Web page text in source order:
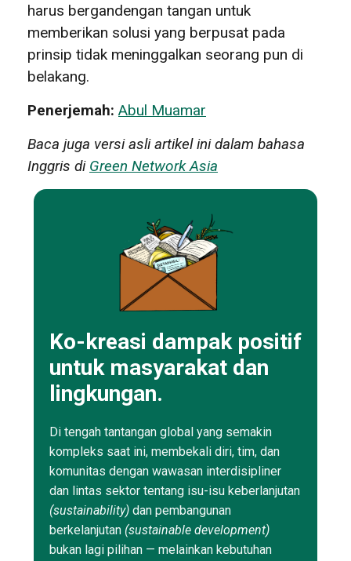
harus bergandengan tangan untuk
memberikan solusi yang berpusat pada
prinsip tidak meninggalkan seorang pun di
belakang.
Penerjemah: Abul Muamar
Baca juga versi asli artikel ini dalam bahasa
Inggris di Green Network Asia
Ko-kreasi dampak positif
untuk masyarakat dan
lingkungan.
Di tengah tantangan global yang semakin
kompleks saat ini, membekali diri, tim, dan
komunitas dengan wawasan interdisipliner
dan lintas sektor tentang isu-isu keberlanjutan
(sustainability) dan pembangunan
berkelanjutan (sustainable development)
bukan lagi pilihan — melainkan kebutuhan